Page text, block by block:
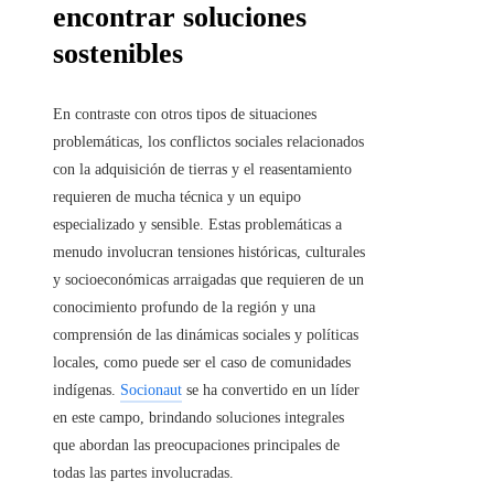
encontrar soluciones
sostenibles
En contraste con otros tipos de situaciones
problemáticas, los conflictos sociales relacionados
con la adquisición de tierras y el reasentamiento
requieren de mucha técnica y un equipo
especializado y sensible. Estas problemáticas a
menudo involucran tensiones históricas, culturales
y socioeconómicas arraigadas que requieren de un
conocimiento profundo de la región y una
comprensión de las dinámicas sociales y políticas
locales, como puede ser el caso de comunidades
indígenas. Socionaut se ha convertido en un líder
en este campo, brindando soluciones integrales
que abordan las preocupaciones principales de
todas las partes involucradas.